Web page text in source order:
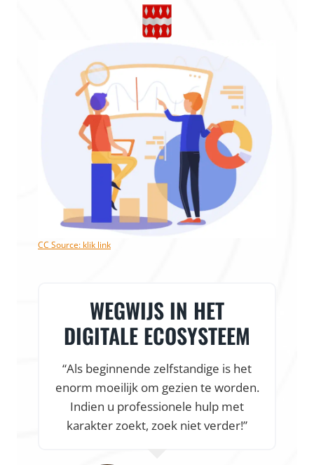
CC Source: klik link
WEGWIJS IN HET
DIGITALE ECOSYSTEEM
“Als beginnende zelfstandige is het
enorm moeilijk om gezien te worden.
Indien u professionele hulp met
karakter zoekt, zoek niet verder!”